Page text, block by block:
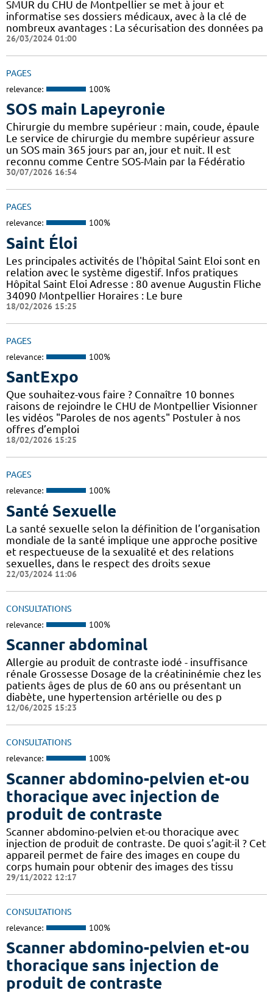
SMUR du CHU de Montpellier se met à jour et
informatise ses dossiers médicaux, avec à la clé de
nombreux avantages : ​​La sécurisation des données pa
26/03/2024 01:00
PAGES
relevance: 100%
SOS main Lapeyronie
Chirurgie du membre supérieur : main, coude, épaule
Le service de chirurgie du membre supérieur assure
un SOS main 365 jours par an, jour et nuit. Il est
reconnu comme Centre SOS-Main par la Fédératio
30/07/2026 16:54
PAGES
relevance: 100%
Saint Éloi
Les principales activités de l'hôpital Saint Eloi sont en
relation avec le système digestif. Infos pratiques
Hôpital Saint Eloi Adresse : 80 avenue Augustin Fliche
34090 Montpellier Horaires : Le bure
18/02/2026 15:25
PAGES
relevance: 100%
SantExpo
Que souhaitez-vous faire ? Connaître 10 bonnes
raisons de rejoindre le CHU de Montpellier Visionner
les vidéos "Paroles de nos agents" Postuler à nos
offres d’emploi
18/02/2026 15:25
PAGES
relevance: 100%
Santé Sexuelle
La santé sexuelle selon la définition de l’organisation
mondiale de la santé implique une approche positive
et respectueuse de la sexualité et des relations
sexuelles, dans le respect des droits sexue
22/03/2024 11:06
CONSULTATIONS
relevance: 100%
Scanner abdominal
Allergie au produit de contraste iodé - insuffisance
rénale Grossesse Dosage de la créatininémie chez les
patients âges de plus de 60 ans ou présentant un
diabète, une hypertension artérielle ou des p
12/06/2025 15:23
CONSULTATIONS
relevance: 100%
Scanner abdomino-pelvien et-ou
thoracique avec injection de
produit de contraste
Scanner abdomino-pelvien et-ou thoracique avec
injection de produit de contraste. De quoi s’agit-il ? Cet
appareil permet de faire des images en coupe du
corps humain pour obtenir des images des tissu
29/11/2022 12:17
CONSULTATIONS
relevance: 100%
Scanner abdomino-pelvien et-ou
thoracique sans injection de
produit de contraste